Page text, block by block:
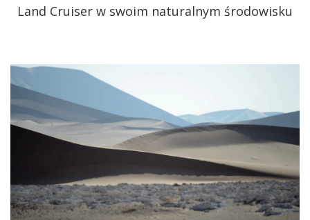
Land Cruiser w swoim naturalnym środowisku